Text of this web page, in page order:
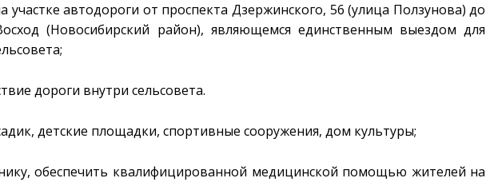
автодороги от проспекта Дзержинского, 56 (улица Ползунова) до
(Новосибирский район), являющемся единственным выездом для
дороги внутри сельсовета.
детские площадки, спортивные сооружения, дом культуры;
обеспечить квалифицированной медицинской помощью жителей на